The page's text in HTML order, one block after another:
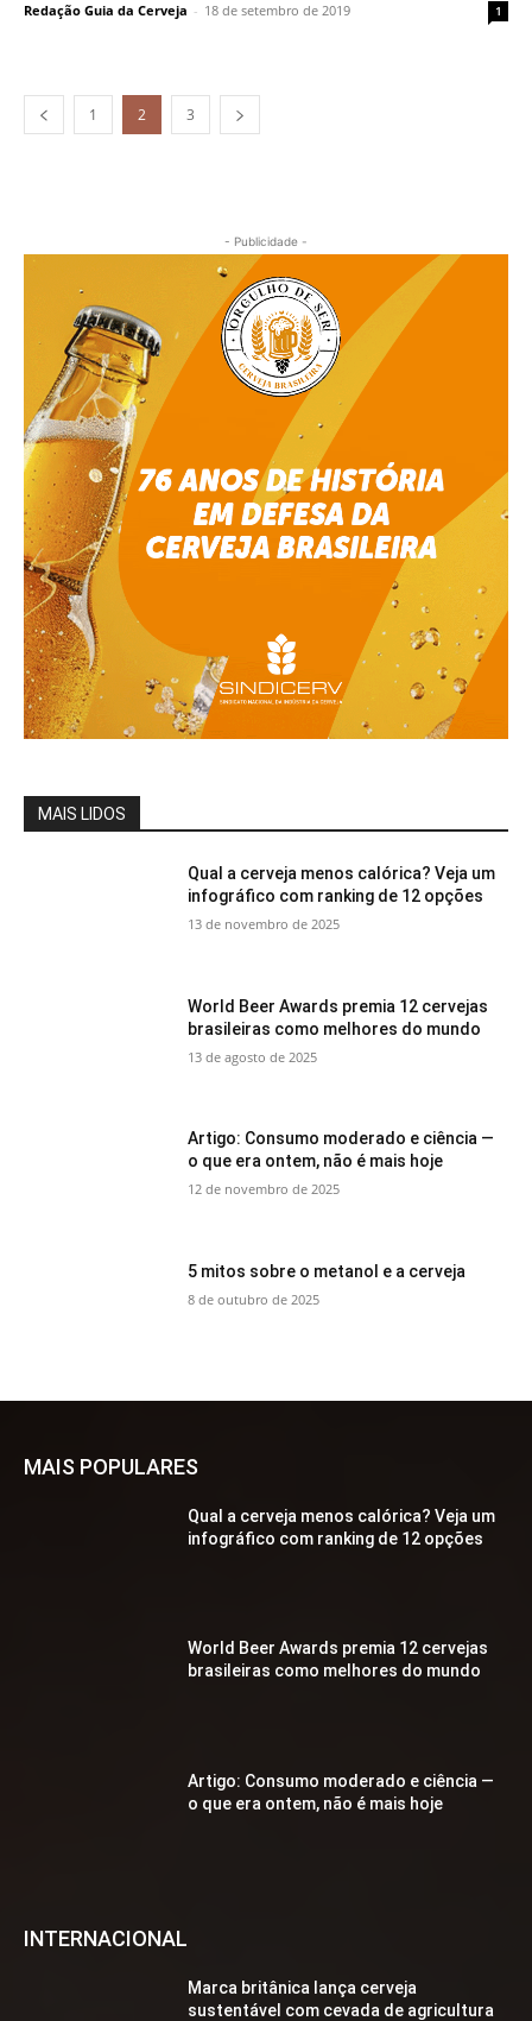
Redação Guia da Cerveja - 18 de setembro de 2019 1
1 2 3
- Publicidade -
MAIS LIDOS
Qual a cerveja menos calórica? Veja um
infográfico com ranking de 12 opções
13 de novembro de 2025
World Beer Awards premia 12 cervejas
brasileiras como melhores do mundo
13 de agosto de 2025
Artigo: Consumo moderado e ciência —
o que era ontem, não é mais hoje
12 de novembro de 2025
5 mitos sobre o metanol e a cerveja
8 de outubro de 2025
MAIS POPULARES
Qual a cerveja menos calórica? Veja um
infográfico com ranking de 12 opções
World Beer Awards premia 12 cervejas
brasileiras como melhores do mundo
Artigo: Consumo moderado e ciência —
o que era ontem, não é mais hoje
INTERNACIONAL
Marca britânica lança cerveja
sustentável com cevada de agricultura